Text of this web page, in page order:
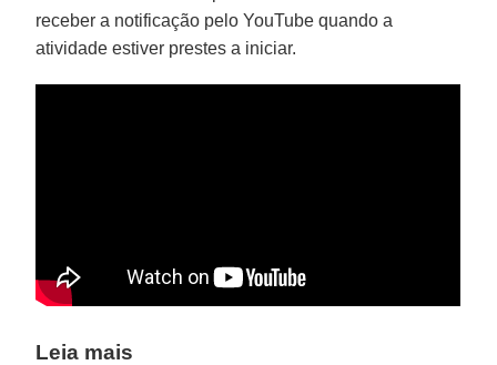
receber a notificação pelo YouTube quando a
atividade estiver prestes a iniciar.
Leia mais